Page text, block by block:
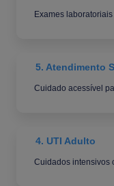
Exames
5. Atendimento
Cuidado acessível
4. UTI Adulto
Cuidados intensivos